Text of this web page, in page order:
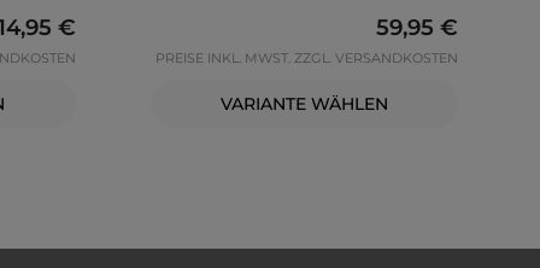
Preis:
€ Regulärer
59,95 €
PREISE INKL. MWST. ZZGL. VERSANDKOSTEN
VARIANTE WÄHLEN